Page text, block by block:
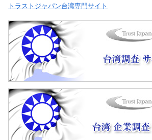
トラストジャパン台湾専門サイト